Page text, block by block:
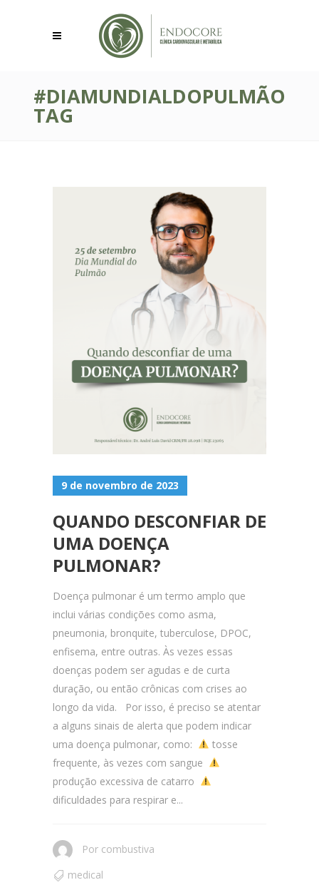
#DIAMUNDIALDOPULMÃO
TAG
9 de novembro de 2023
QUANDO DESCONFIAR DE
UMA DOENÇA
PULMONAR?
Doença pulmonar é um termo amplo que
inclui várias condições como asma,
pneumonia, bronquite, tuberculose, DPOC,
enfisema, entre outras. Às vezes essas
doenças podem ser agudas e de curta
duração, ou então crônicas com crises ao
longo da vida. Por isso, é preciso se atentar
a alguns sinais de alerta que podem indicar
uma doença pulmonar, como:
tosse
frequente, às vezes com sangue
produção excessiva de catarro
dificuldades para respirar e...
Por combustiva
medical